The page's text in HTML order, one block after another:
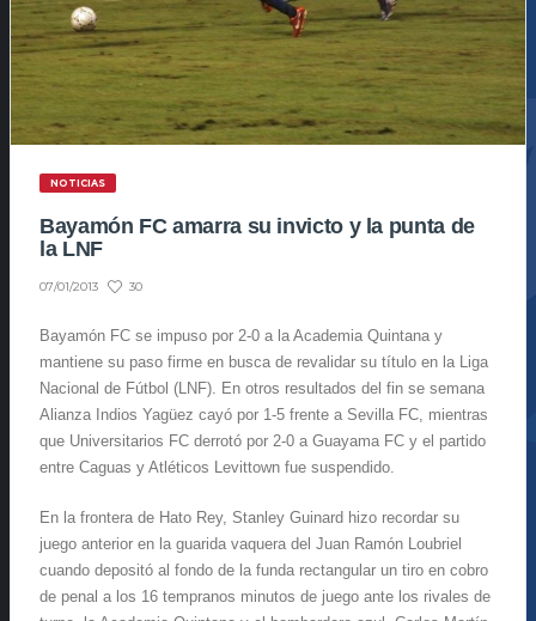
NOTICIAS
Bayamón FC amarra su invicto y la punta de
la LNF
07/01/2013 30
Bayamón FC se impuso por 2-0 a la Academia Quintana y
mantiene su paso firme en busca de revalidar su título en la Liga
Nacional de Fútbol (LNF). En otros resultados del fin se semana
Alianza Indios Yagüez cayó por 1-5 frente a Sevilla FC, mientras
que Universitarios FC derrotó por 2-0 a Guayama FC y el partido
entre Caguas y Atléticos Levittown fue suspendido.
En la frontera de Hato Rey, Stanley Guinard hizo recordar su
juego anterior en la guarida vaquera del Juan Ramón Loubriel
cuando depositó al fondo de la funda rectangular un tiro en cobro
de penal a los 16 tempranos minutos de juego ante los rivales de